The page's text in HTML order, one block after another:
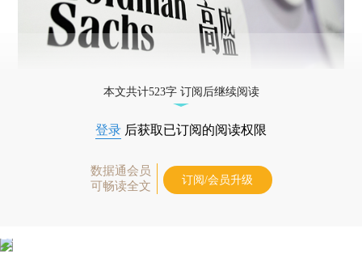
本文共计523字 订阅后继续阅读
登录 后获取已订阅的阅读权限
数据通会员
可畅读全文
订阅/会员升级